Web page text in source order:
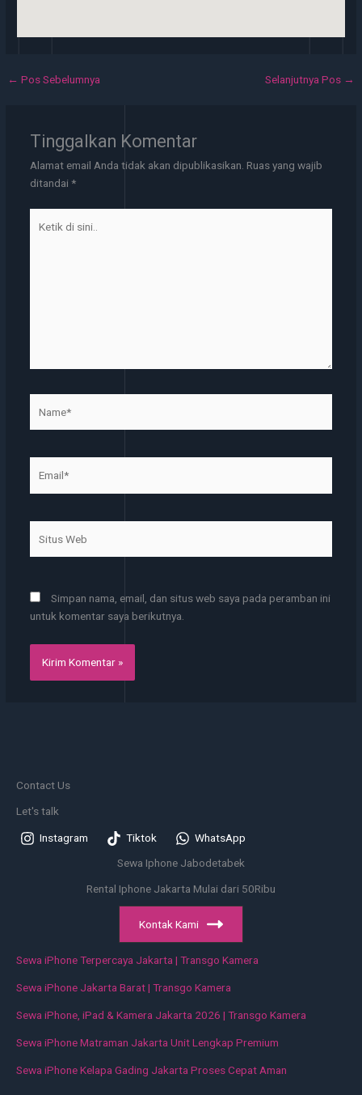
← Pos Sebelumnya Selanjutnya Pos →
Tinggalkan Komentar
Alamat email Anda tidak akan dipublikasikan. Ruas yang wajib
ditandai *
Web
Simpan nama, email, dan situs web saya pada peramban ini
untuk komentar saya berikutnya.
Contact Us
Let's talk
Instagram Tiktok
WhatsApp
Sewa Iphone Jabodetabek
Rental Iphone Jakarta Mulai dari 50Ribu
Kontak Kami
Sewa iPhone Terpercaya Jakarta | Transgo Kamera
Sewa iPhone Jakarta Barat | Transgo Kamera
Sewa iPhone, iPad & Kamera Jakarta 2026 | Transgo Kamera
Sewa iPhone Matraman Jakarta Unit Lengkap Premium
Sewa iPhone Kelapa Gading Jakarta Proses Cepat Aman